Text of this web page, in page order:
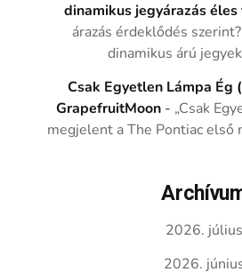
dinamikus jegyárazás éles
árazás érdeklődés
dinamikus árú
Csak Egyetlen Lámpa Ég
GrapefruitMoon - „Csak
megjelent a The Pontiac első
2026. július
2026.